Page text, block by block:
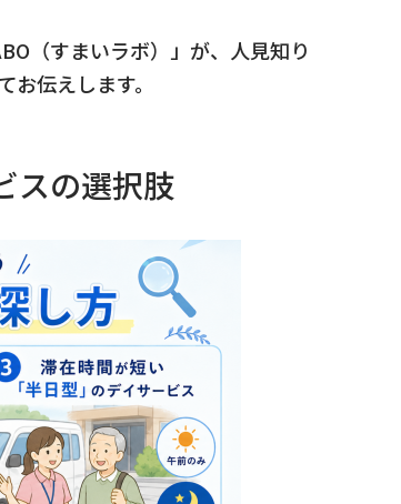
（すまいラボ）」が、人見知り
伝えします。
スの選択肢